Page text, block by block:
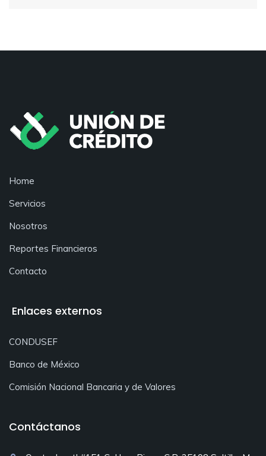
Home
Servicios
Nosotros
Reportes Financieros
Contacto
Enlaces externos
CONDUSEF
Banco de México
Comisión Nacional Bancaria y de Valores
Contáctanos